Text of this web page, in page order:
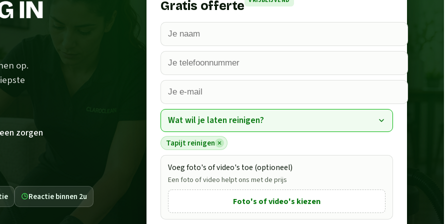
IN
op.
zorgen
Reactie binnen 2u
Gratis offerte
Wat wil je laten reinigen?
Tapijt reinigen
Voeg foto's of video's toe (optioneel)
Een foto of video helpt ons met de prijs
Foto's of video's kiezen